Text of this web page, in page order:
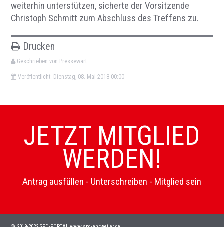
weiterhin unterstützen, sicherte der Vorsitzende
Christoph Schmitt zum Abschluss des Treffens zu.
Drucken
Geschrieben von Pressewart
Veröffentlicht: Dienstag, 08. Mai 2018 00:00
JETZT MITGLIED
WERDEN!
Antrag ausfüllen - Unterschreiben - Mitglied sein